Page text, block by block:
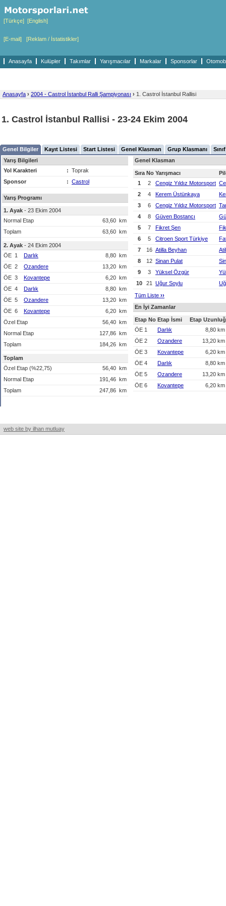
[Türkçe] [English]
[E-mail] [Reklam / İstatistikler]
Anasayfa Kulüpler Takımlar Yarışmacılar Markalar Sponsorlar
Anasayfa › 2004 - Castrol İstanbul Ralli Şampiyonası › 1. Castrol İstanbul Rallisi
1. Castrol İstanbul Rallisi - 23-24 Ekim 2004
Genel Bilgiler Kayıt Listesi Start Listesi Genel Klasman Grup Klasmanı
Yarış Bilgileri
Yol Karakteri
: Toprak
Sponsor
: Castrol
Yarış Programı
1. Ayak - 23 Ekim 2004
Normal Etap
63,60 km
Toplam
63,60 km
2. Ayak - 24 Ekim 2004
ÖE 1 Darlık 8,80 km
ÖE 2 Ozandere 13,20 km
ÖE 3 Kovantepe 6,20 km
ÖE 4 Darlık 8,80 km
ÖE 5 Ozandere 13,20 km
ÖE 6 Kovantepe 6,20 km
Özel Etap
56,40 km
Normal Etap
127,86 km
Toplam
184,26 km
Toplam
Özel Etap (%22,75)
56,40 km
Normal Etap
191,46 km
Toplam
247,86 km
Genel Klasman
Sıra No Yarışmacı
1
2 Cengiz Yıldız Motorsport
2
4 Kerem Üstünkaya
3
6 Cengiz Yıldız Motorsport
4
8 Güven Bostancı
5
7 Fikret Şen
6
5 Citroen Sport Türkiye
7
16 Atilla Beyhan
8
12 Sinan Pulat
9
3 Yüksel Özgür
10
21 Uğur Soylu
Tüm Liste ››
En İyi Zamanlar
Etap No Etap İsmi
Etap
ÖE 1
Darlık
8,80
ÖE 2
Ozandere
13,20
ÖE 3
Kovantepe
6,20
ÖE 4
Darlık
8,80
ÖE 5
Ozandere
13,20
ÖE 6
Kovantepe 6,20
web site by ilhan mutluay